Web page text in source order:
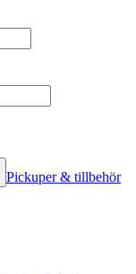
Pickuper & tillbehör